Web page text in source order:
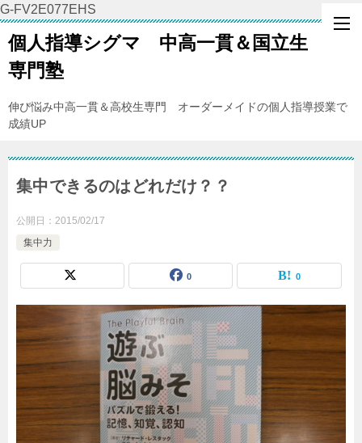
G-FV2E077EHS
個人指導シグマ 中高一貫＆国立生
専門塾
伸び悩み中高一貫＆高校生専門 オーダーメイドの個人指導授業で
成績UP
集中できるのはどれだけ？？
公開日： 2015/02/17
集中力
0 0